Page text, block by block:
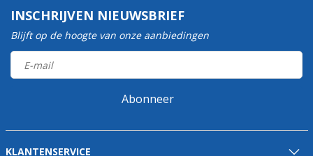
INSCHRIJVEN NIEUWSBRIEF
Blijft op de hoogte van onze aanbiedingen
Abonneer
KLANTENSERVICE